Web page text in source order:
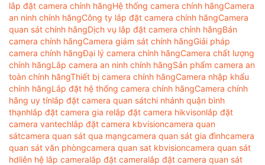
lắp đặt camera chính hãngHệ thống camera chính hãngCamera
an ninh chính hãngCông ty lắp đặt camera chính hãngCamera
quan sát chính hãngDịch vụ lắp đặt camera chính hãngBán
camera chính hãngCamera giám sát chính hãngGiải pháp
camera chính hãngĐại lý camera chính hãngCamera chất lượng
chính hãngLắp camera an ninh chính hãngSản phẩm camera an
toàn chính hãngThiết bị camera chính hãngCamera nhập khẩu
chính hãngLắp đặt hệ thống camera chính hãngCamera chính
hãng uy tínlắp đặt camera quan sátchi nhánh quận bình
thạnhlắp đặt camera gia relắp đặt camera hikvisonlắp đặt
camera vantechlắp đặt camera kbvisioncamera quan
sátcamera quan sát qua mạngcamera quan sát gia đìnhcamera
quan sát văn phòngcamera quan sat kbvisioncamera quan sát
hdliên hệ lắp cameralắp đặt cameralắp đặt camera quan sát